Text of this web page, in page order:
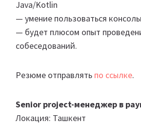
Java/Kotlin
— умение пользоваться
— будет плюсом опыт
собеседований.
Резюме отправлять по ссылке.
Senior project-менеджер в
Локация: Ташкент